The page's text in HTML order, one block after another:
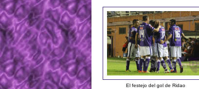
El festejo del gol de Ridao